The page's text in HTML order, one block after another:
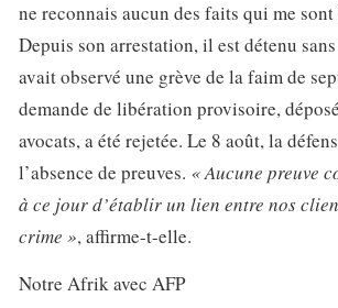
ne reconnais aucun des faits qui me
Depuis son arrestation, il est détenu
avait observé une grève de la faim de
demande de libération provisoire,
avocats, a été rejetée. Le 8 août, la
l’absence de preuves. « Aucune preuve
à ce jour d’établir un lien entre nos
crime », affirme-t-elle.
Notre Afrik avec AFP